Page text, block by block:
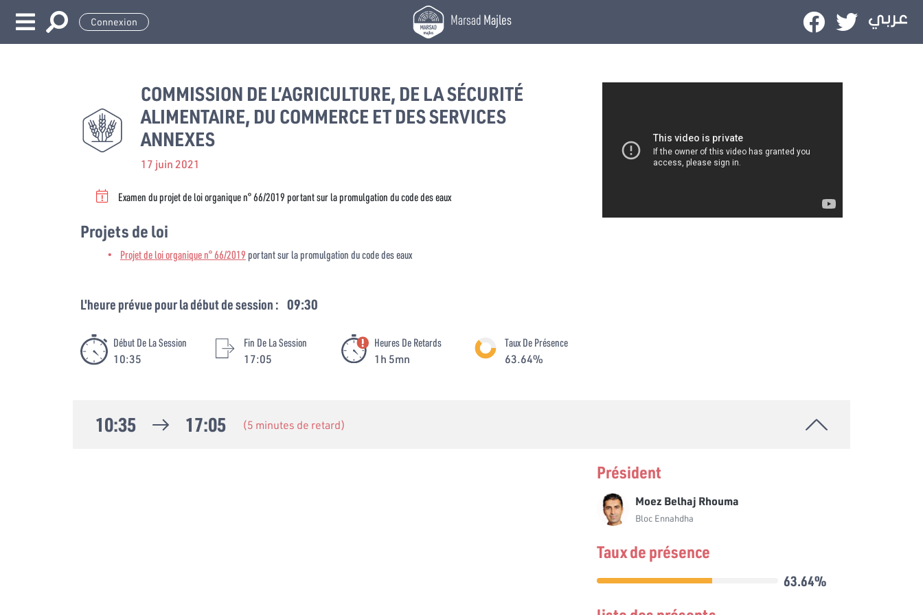
Connexion MarsadMajles
COMMISSION DE L’AGRICULTURE, DE LA SÉCURITÉ
ALIMENTAIRE, DU COMMERCE ET DES SERVICES
ANNEXES
17 juin 2021
Examen du projet de loi organique n° 66/2019 portant sur la promulgation du code des eaux
Projets de loi
Projet de loi organique n° 66/2019portant sur la promulgation du code des eaux
L'heure prévue pour la début de session : 09:30
Début De La Session
10:35
Fin De La Session
17:05
Heures De Retards
1h 5mn
Taux De Présence
63.64%
10:35 17:05 (5 minutes de retard)
Président
Moez Belhaj Rhouma
Bloc Ennahdha
Taux de présence
63.64%